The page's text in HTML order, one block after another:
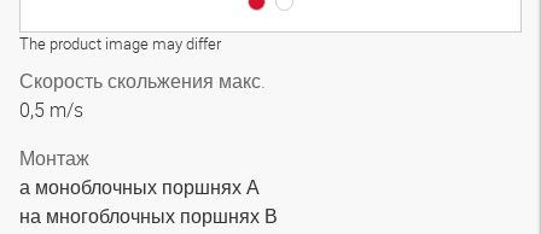
The product image may differ
Скорость скольжения макс.
0,5 m/s
Монтаж
а моноблочных поршнях А
на многоблочных поршнях В